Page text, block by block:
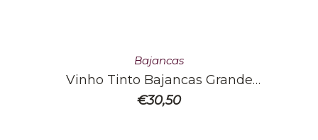
Bajancas
Vinho Tinto Bajancas Grande
Reserva Magnum 1.5L
€30,50